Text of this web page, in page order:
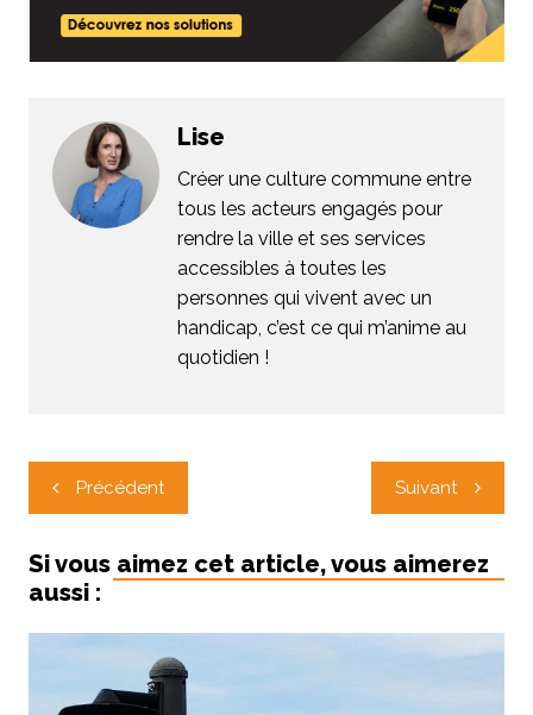
Lise
Créer une culture commune entre
tous les acteurs engagés pour
rendre la ville et ses services
accessibles à toutes les
personnes qui vivent avec un
handicap, c’est ce qui m’anime au
quotidien !
Navigation
de
l’article
Précédent Suivant
Si vous aimez cet article, vous aimerez
aussi :